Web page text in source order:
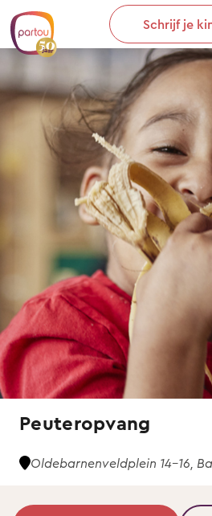
Skip to content
Schrijf je
Peuteropvang
Oldebarnenveldplein 14-16,